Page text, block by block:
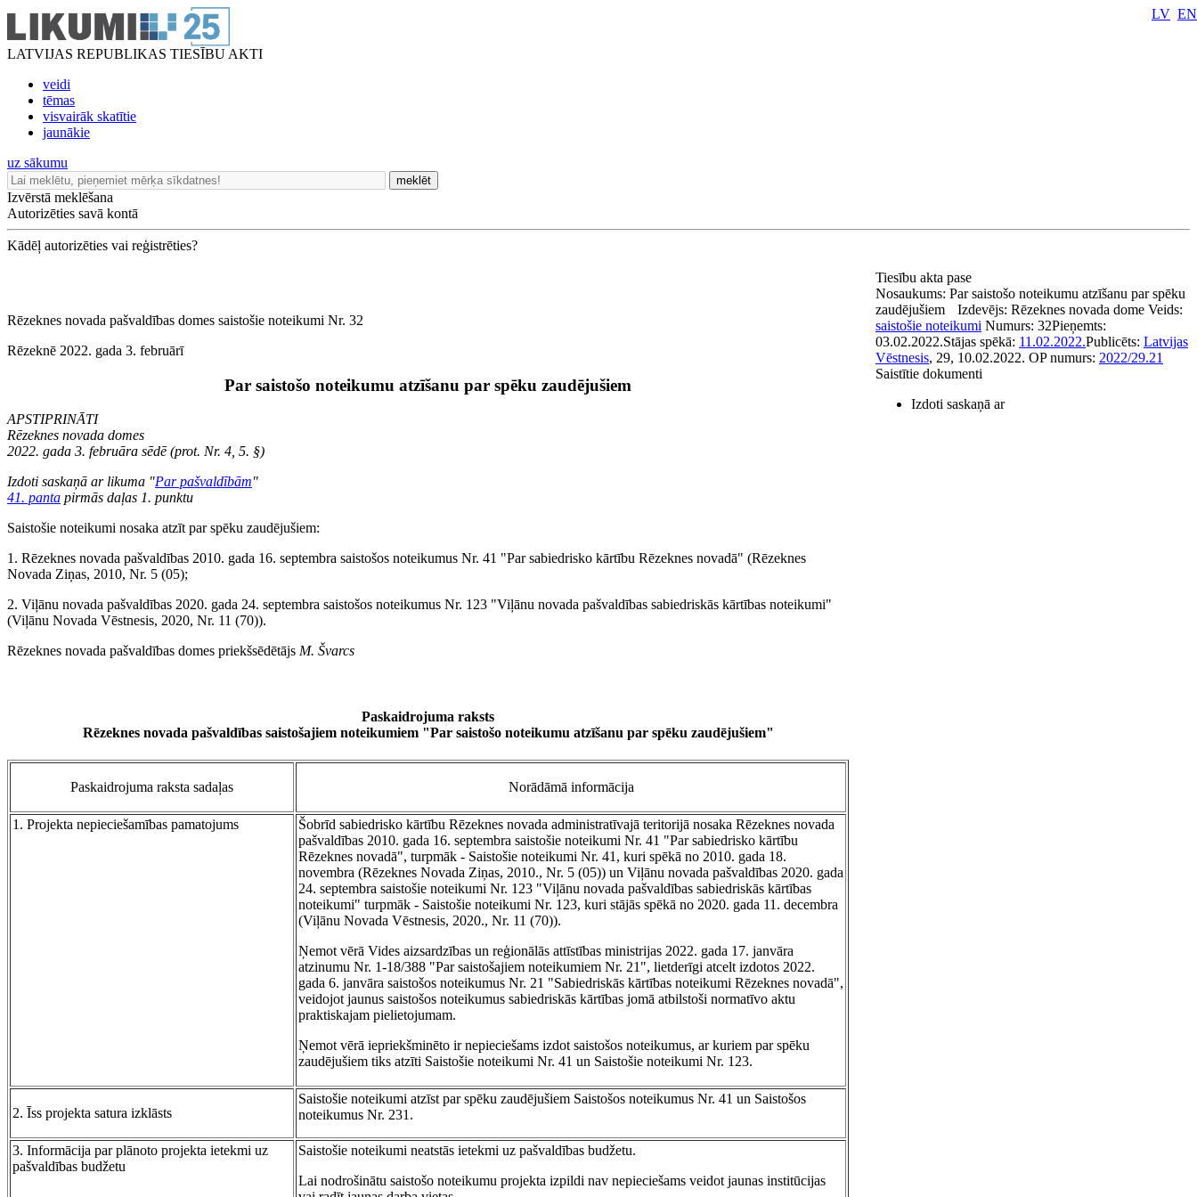
LATVIJAS REPUBLIKAS TIESĪBU AKTI
veidi
tēmas
visvairāk skatītie
jaunākie
LV EN
uz sākumu
meklēt
Izvērstā meklēšana
Autorizēties savā kontā
Kādēļ autorizēties vai reģistrēties?
Rēzeknes novada pašvaldības domes saistošie noteikumi Nr. 32
Rēzeknē 2022. gada 3. februārī
Par saistošo noteikumu atzīšanu par spēku zaudējušiem
APSTIPRINĀTI
Rēzeknes novada domes
2022. gada 3. februāra sēdē (prot. Nr. 4, 5. §)
Izdoti saskaņā ar likuma "Par pašvaldībām"
41. panta pirmās daļas 1. punktu
Saistošie noteikumi nosaka atzīt par spēku zaudējušiem:
1. Rēzeknes novada pašvaldības 2010. gada 16. septembra saistošos noteikumus Nr. 41 "Par sabiedrisko kārtību Rēzeknes novadā" (Rēzeknes
Novada Ziņas, 2010, Nr. 5 (05);
2. Viļānu novada pašvaldības 2020. gada 24. septembra saistošos noteikumus Nr. 123 "Viļānu novada pašvaldības sabiedriskās kārtības noteikumi"
(Viļānu Novada Vēstnesis, 2020, Nr. 11 (70)).
Rēzeknes novada pašvaldības domes priekšsēdētājs M. Švarcs
Paskaidrojuma raksts
Rēzeknes novada pašvaldības saistošajiem noteikumiem "Par saistošo noteikumu atzīšanu par spēku zaudējušiem"
Paskaidrojuma raksta sadaļas Norādāmā informācija
1. Projekta nepieciešamības pamatojums
Šobrīd sabiedrisko kārtību Rēzeknes novada administratīvajā teritorijā nosaka Rēzeknes novada
pašvaldības 2010. gada 16. septembra saistošie noteikumi Nr. 41 "Par sabiedrisko kārtību
Rēzeknes novadā", turpmāk - Saistošie noteikumi Nr. 41, kuri spēkā no 2010. gada 18.
novembra (Rēzeknes Novada Ziņas, 2010., Nr. 5 (05)) un Viļānu novada pašvaldības 2020. gada
24. septembra saistošie noteikumi Nr. 123 "Viļānu novada pašvaldības sabiedriskās kārtības
noteikumi" turpmāk - Saistošie noteikumi Nr. 123, kuri stājās spēkā no 2020. gada 11. decembra
(Viļānu Novada Vēstnesis, 2020., Nr. 11 (70)).
Ņemot vērā Vides aizsardzības un reģionālās attīstības ministrijas 2022. gada 17. janvāra
atzinumu Nr. 1-18/388 "Par saistošajiem noteikumiem Nr. 21", lietderīgi atcelt izdotos 2022.
gada 6. janvāra saistošos noteikumus Nr. 21 "Sabiedriskās kārtības noteikumi Rēzeknes novadā",
veidojot jaunus saistošos noteikumus sabiedriskās kārtības jomā atbilstoši normatīvo aktu
praktiskajam pielietojumam.
Ņemot vērā iepriekšminēto ir nepieciešams izdot saistošos noteikumus, ar kuriem par spēku
zaudējušiem tiks atzīti Saistošie noteikumi Nr. 41 un Saistošie noteikumi Nr. 123.
2. Īss projekta satura izklāsts
Saistošie noteikumi atzīst par spēku zaudējušiem Saistošos noteikumus Nr. 41 un Saistošos
noteikumus Nr. 231.
3. Informācija par plānoto projekta ietekmi uz
pašvaldības budžetu
Saistošie noteikumi neatstās ietekmi uz pašvaldības budžetu.
Lai nodrošinātu saistošo noteikumu projekta izpildi nav nepieciešams veidot jaunas institūcijas
Tiesību akta pase
Nosaukums: Par saistošo noteikumu atzīšanu par spēku
zaudējušiem
Izdevējs: Rēzeknes novada dome Veids:
saistošie noteikumi Numurs: 32Pieņemts:
03.02.2022.Stājas spēkā: 11.02.2022.Publicēts: Latvijas
Vēstnesis, 29, 10.02.2022. OP numurs: 2022/29.21
Saistītie dokumenti
Izdoti saskaņā ar